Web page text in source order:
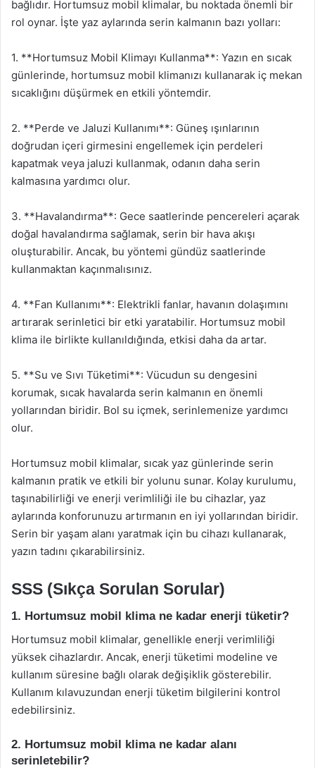
bağlıdır. Hortumsuz mobil klimalar, bu noktada önemli bir
rol oynar. İşte yaz aylarında serin kalmanın bazı yolları:
1. **Hortumsuz Mobil Klimayı Kullanma**: Yazın en sıcak
günlerinde, hortumsuz mobil klimanızı kullanarak iç mekan
sıcaklığını düşürmek en etkili yöntemdir.
2. **Perde ve Jaluzi Kullanımı**: Güneş ışınlarının
doğrudan içeri girmesini engellemek için perdeleri
kapatmak veya jaluzi kullanmak, odanın daha serin
kalmasına yardımcı olur.
3. **Havalandırma**: Gece saatlerinde pencereleri açarak
doğal havalandırma sağlamak, serin bir hava akışı
oluşturabilir. Ancak, bu yöntemi gündüz saatlerinde
kullanmaktan kaçınmalısınız.
4. **Fan Kullanımı**: Elektrikli fanlar, havanın dolaşımını
artırarak serinletici bir etki yaratabilir. Hortumsuz mobil
klima ile birlikte kullanıldığında, etkisi daha da artar.
5. **Su ve Sıvı Tüketimi**: Vücudun su dengesini
korumak, sıcak havalarda serin kalmanın en önemli
yollarından biridir. Bol su içmek, serinlemenize yardımcı
olur.
Hortumsuz mobil klimalar, sıcak yaz günlerinde serin
kalmanın pratik ve etkili bir yolunu sunar. Kolay kurulumu,
taşınabilirliği ve enerji verimliliği ile bu cihazlar, yaz
aylarında konforunuzu artırmanın en iyi yollarından biridir.
Serin bir yaşam alanı yaratmak için bu cihazı kullanarak,
yazın tadını çıkarabilirsiniz.
SSS (Sıkça Sorulan Sorular)
1. Hortumsuz mobil klima ne kadar enerji tüketir?
Hortumsuz mobil klimalar, genellikle enerji verimliliği
yüksek cihazlardır. Ancak, enerji tüketimi modeline ve
kullanım süresine bağlı olarak değişiklik gösterebilir.
Kullanım kılavuzundan enerji tüketim bilgilerini kontrol
edebilirsiniz.
2. Hortumsuz mobil klima ne kadar alanı
serinletebilir?